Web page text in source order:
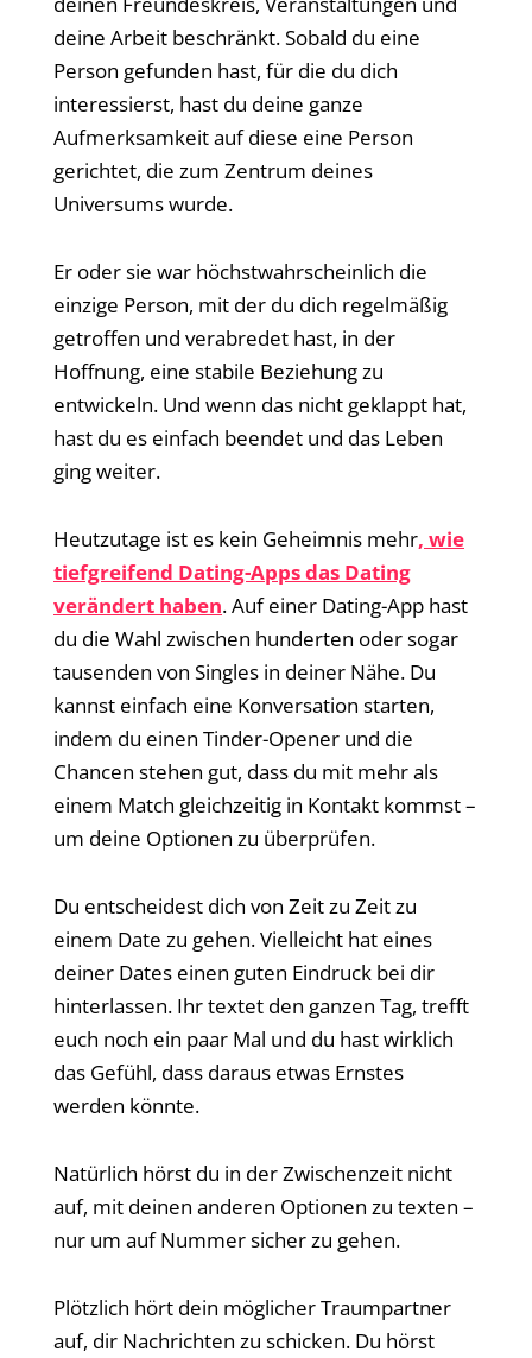
deine Arbeit beschränkt. Sobald du eine
Person gefunden hast, für die du dich
interessierst, hast du deine ganze
Aufmerksamkeit auf diese eine Person
gerichtet, die zum Zentrum deines
Universums wurde.
Er oder sie war höchstwahrscheinlich die
einzige Person, mit der du dich regelmäßig
getroffen und verabredet hast, in der
Hoffnung, eine stabile Beziehung zu
entwickeln. Und wenn das nicht geklappt hat,
hast du es einfach beendet und das Leben
ging weiter.
Heutzutage ist es kein Geheimnis mehr, wie
tiefgreifend Dating-Apps das Dating
verändert haben. Auf einer Dating-App hast
du die Wahl zwischen hunderten oder sogar
tausenden von Singles in deiner Nähe. Du
kannst einfach eine Konversation starten,
indem du einen Tinder-Opener und die
Chancen stehen gut, dass du mit mehr als
einem Match gleichzeitig in Kontakt kommst –
um deine Optionen zu überprüfen.
Du entscheidest dich von Zeit zu Zeit zu
einem Date zu gehen. Vielleicht hat eines
deiner Dates einen guten Eindruck bei dir
hinterlassen. Ihr textet den ganzen Tag, trefft
euch noch ein paar Mal und du hast wirklich
das Gefühl, dass daraus etwas Ernstes
werden könnte.
Natürlich hörst du in der Zwischenzeit nicht
auf, mit deinen anderen Optionen zu texten –
nur um auf Nummer sicher zu gehen.
Plötzlich hört dein möglicher Traumpartner
auf, dir Nachrichten zu schicken. Du hörst